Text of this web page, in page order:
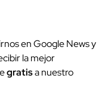
en Google News y
la mejor
gratisa nuestro